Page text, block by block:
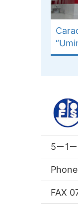
5－1
FAX